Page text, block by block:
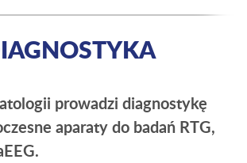
prowadzi diagnostykę
aparaty do badań RTG,